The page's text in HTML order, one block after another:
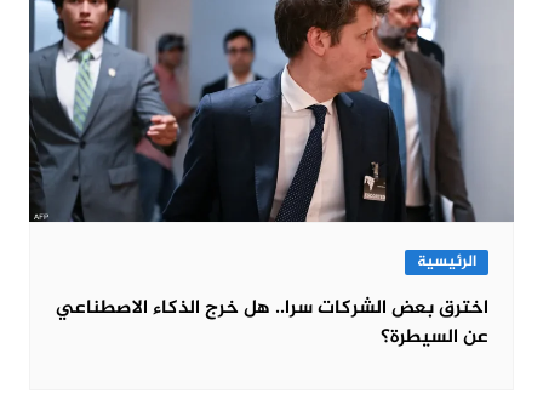
الرئيسية
اخترق بعض الشركات سرا.. هل خرج الذكاء الاصطناعي
عن السيطرة؟